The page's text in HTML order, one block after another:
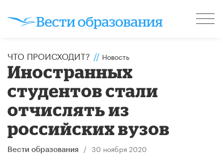
ЧТО ПРОИСХОДИТ? // Новость
Иностранных
студентов стали
отчислять из
российских вузов
Вести образования / 30 ноября 2020